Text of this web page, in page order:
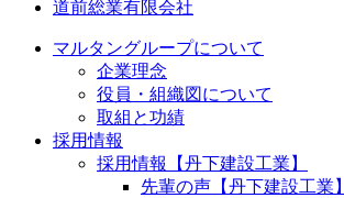
道前総業有限会社
マルタングループについて
企業理念
役員・組織図について
取組と功績
採用情報
採用情報【丹下建設工業】
先輩の声【丹下建設工業】